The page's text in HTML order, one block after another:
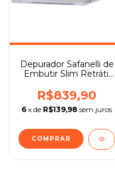
Depurador Safanelli de
Embutir Slim Retrátil
R$839,90
6 x de R$139,98 sem juros
COMPRAR